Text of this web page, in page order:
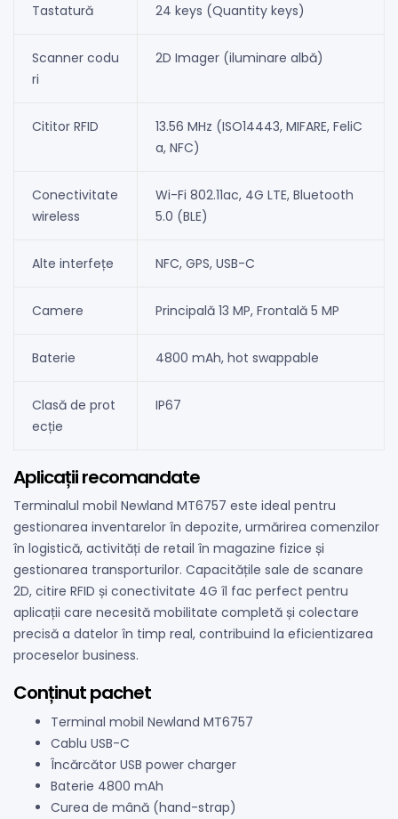
Tastatură 24 keys (Quantity keys)
Scanner codu
ri
2D Imager (iluminare albă)
Cititor RFID
13.56 MHz (ISO14443, MIFARE, FeliC
a, NFC)
Conectivitate
wireless
Wi-Fi 802.11ac, 4G LTE, Bluetooth
5.0 (BLE)
Alte interfețe NFC, GPS, USB-C
Camere Principală 13 MP, Frontală 5 MP
Baterie 4800 mAh, hot swappable
Clasă de prot
ecție
IP67
Aplicații recomandate
Terminalul mobil Newland MT6757 este ideal pentru
gestionarea inventarelor în depozite, urmărirea comenzilor
în logistică, activități de retail în magazine fizice și
gestionarea transporturilor. Capacitățile sale de scanare
2D, citire RFID și conectivitate 4G îl fac perfect pentru
aplicații care necesită mobilitate completă și colectare
precisă a datelor în timp real, contribuind la eficientizarea
proceselor business.
Conținut pachet
Terminal mobil Newland MT6757
Cablu USB-C
Încărcător USB power charger
Baterie 4800 mAh
Curea de mână (hand-strap)